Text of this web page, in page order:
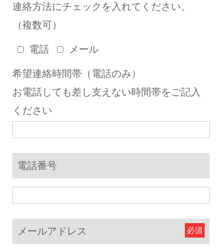
連絡方法にチェックを入れてください。
（複数可）
電話 メール
希望連絡時間帯（電話のみ）
お電話しても差し支えない時間帯をご記入
ください
電話番号
メールアドレス